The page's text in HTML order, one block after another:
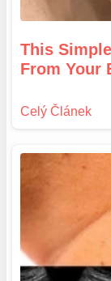
This
From Your